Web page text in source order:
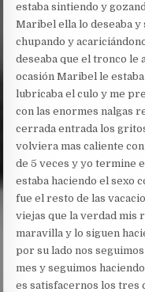
estaba sintiendo y
Maribel ella lo deseaba y
chupando y
deseaba que el tronco
ocasión Maribel le
lubricaba el culo y me
con las enormes nalgas
cerrada entrada los
volviera mas caliente
de 5 veces y yo termine
estaba haciendo el sexo
fue el resto de las
viejas que la verdad mis
maravilla y lo siguen
por su lado nos
mes y seguimos
es satisfacernos los tres